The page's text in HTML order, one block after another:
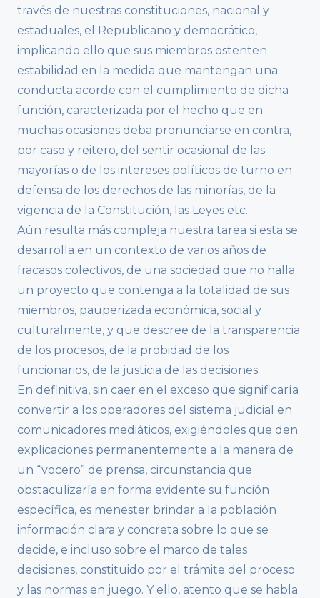
través de nuestras constituciones, nacional y
estaduales, el Republicano y democrático,
implicando ello que sus miembros ostenten
estabilidad en la medida que mantengan una
conducta acorde con el cumplimiento de dicha
función, caracterizada por el hecho que en
muchas ocasiones deba pronunciarse en contra,
por caso y reitero, del sentir ocasional de las
mayorías o de los intereses políticos de turno en
defensa de los derechos de las minorías, de la
vigencia de la Constitución, las Leyes etc.
Aún resulta más compleja nuestra tarea si esta se
desarrolla en un contexto de varios años de
fracasos colectivos, de una sociedad que no halla
un proyecto que contenga a la totalidad de sus
miembros, pauperizada económica, social y
culturalmente, y que descree de la transparencia
de los procesos, de la probidad de los
funcionarios, de la justicia de las decisiones.
En definitiva, sin caer en el exceso que significaría
convertir a los operadores del sistema judicial en
comunicadores mediáticos, exigiéndoles que den
explicaciones permanentemente a la manera de
un “vocero” de prensa, circunstancia que
obstaculizaría en forma evidente su función
específica, es menester brindar a la población
información clara y concreta sobre lo que se
decide, e incluso sobre el marco de tales
decisiones, constituido por el trámite del proceso
y las normas en juego. Y ello, atento que se habla